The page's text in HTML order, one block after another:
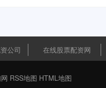
公司 在线股票配资网
RSS地图 HTML地图